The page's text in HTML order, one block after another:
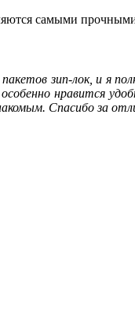
самыми
зип-лок, и я
особенно нравится
Спасибо за